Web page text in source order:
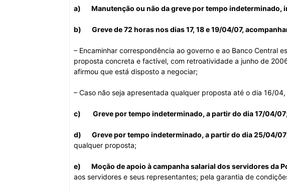
a) Manutenção ou não dagreve por tempo indeterminado,
b) Greve de 72 horas nos dias 17, 18 e 19/04/07,
– Encaminhar correspondência ao governo e ao Banco Central
proposta concreta e factível, com retroatividade a junho de
afirmou que está disposto a negociar;
– Caso não seja apresentada qualquer proposta até o dia 16/
c) Greve por tempo indeterminado, a partir do dia 17/04/07;
d) Greve por tempo indeterminado, a partir do dia 25/04/07
qualquer proposta;
e) Moção de apoio à campanha salarial dos servidores da
aos servidores e seus representantes; pela garantia de